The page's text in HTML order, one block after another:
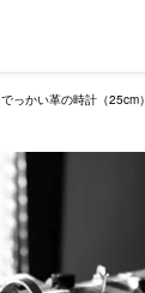
でっかい革の時計（25cm）